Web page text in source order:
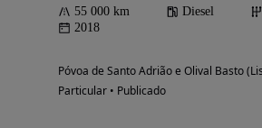
55 000 km Diesel
2018
Póvoa de Santo Adrião e Olival Basto
Particular • Publicado